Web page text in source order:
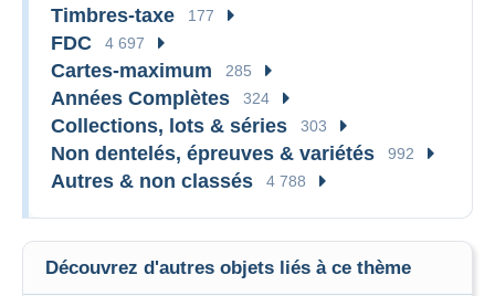
Timbres-taxe 177
FDC 4 697
Cartes-maximum 285
Années Complètes 324
Collections, lots & séries 303
Non dentelés, épreuves & variétés 992
Autres & non classés 4 788
Découvrez d'autres objets liés à ce thème